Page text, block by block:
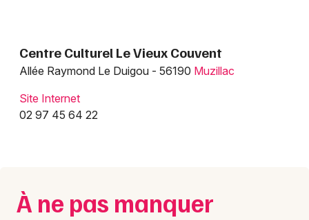
Centre Culturel Le Vieux Couvent
Allée Raymond Le Duigou - 56190 Muzillac
Site Internet
02 97 45 64 22
À ne pas manquer